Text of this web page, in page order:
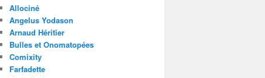
Allociné
Angelus Yodason
Arnaud Héritier
Bulles et Onomatopées
Comixity
Farfadette